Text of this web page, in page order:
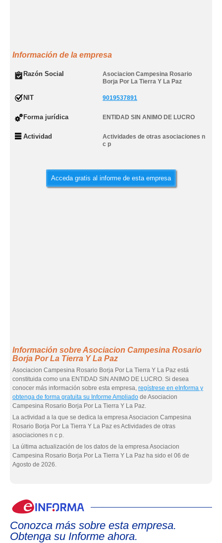
Información de la empresa
Razón Social
Asociacion Campesina Rosario
Borja Por La Tierra Y La Paz
NIT 9019537891
Forma jurídica ENTIDAD SIN ANIMO DE LUCRO
Actividad
Actividades de otras asociaciones n
c p
Acceda gratis al informe de esta empresa
Información sobre Asociacion Campesina Rosario
Borja Por La Tierra Y La Paz
Asociacion Campesina Rosario Borja Por La Tierra Y La Paz está
constituida como una ENTIDAD SIN ANIMO DE LUCRO. Si desea
conocer más información sobre esta empresa, regístrese en eInforma y
obtenga de forma gratuita su Informe Ampliado de Asociacion
Campesina Rosario Borja Por La Tierra Y La Paz.
La actividad a la que se dedica la empresa Asociacion Campesina
Rosario Borja Por La Tierra Y La Paz es Actividades de otras
asociaciones n c p.
La última actualización de los datos de la empresa Asociacion
Campesina Rosario Borja Por La Tierra Y La Paz ha sido el 06 de
Agosto de 2026.
Conozca más sobre esta empresa.
Obtenga su Informe ahora.